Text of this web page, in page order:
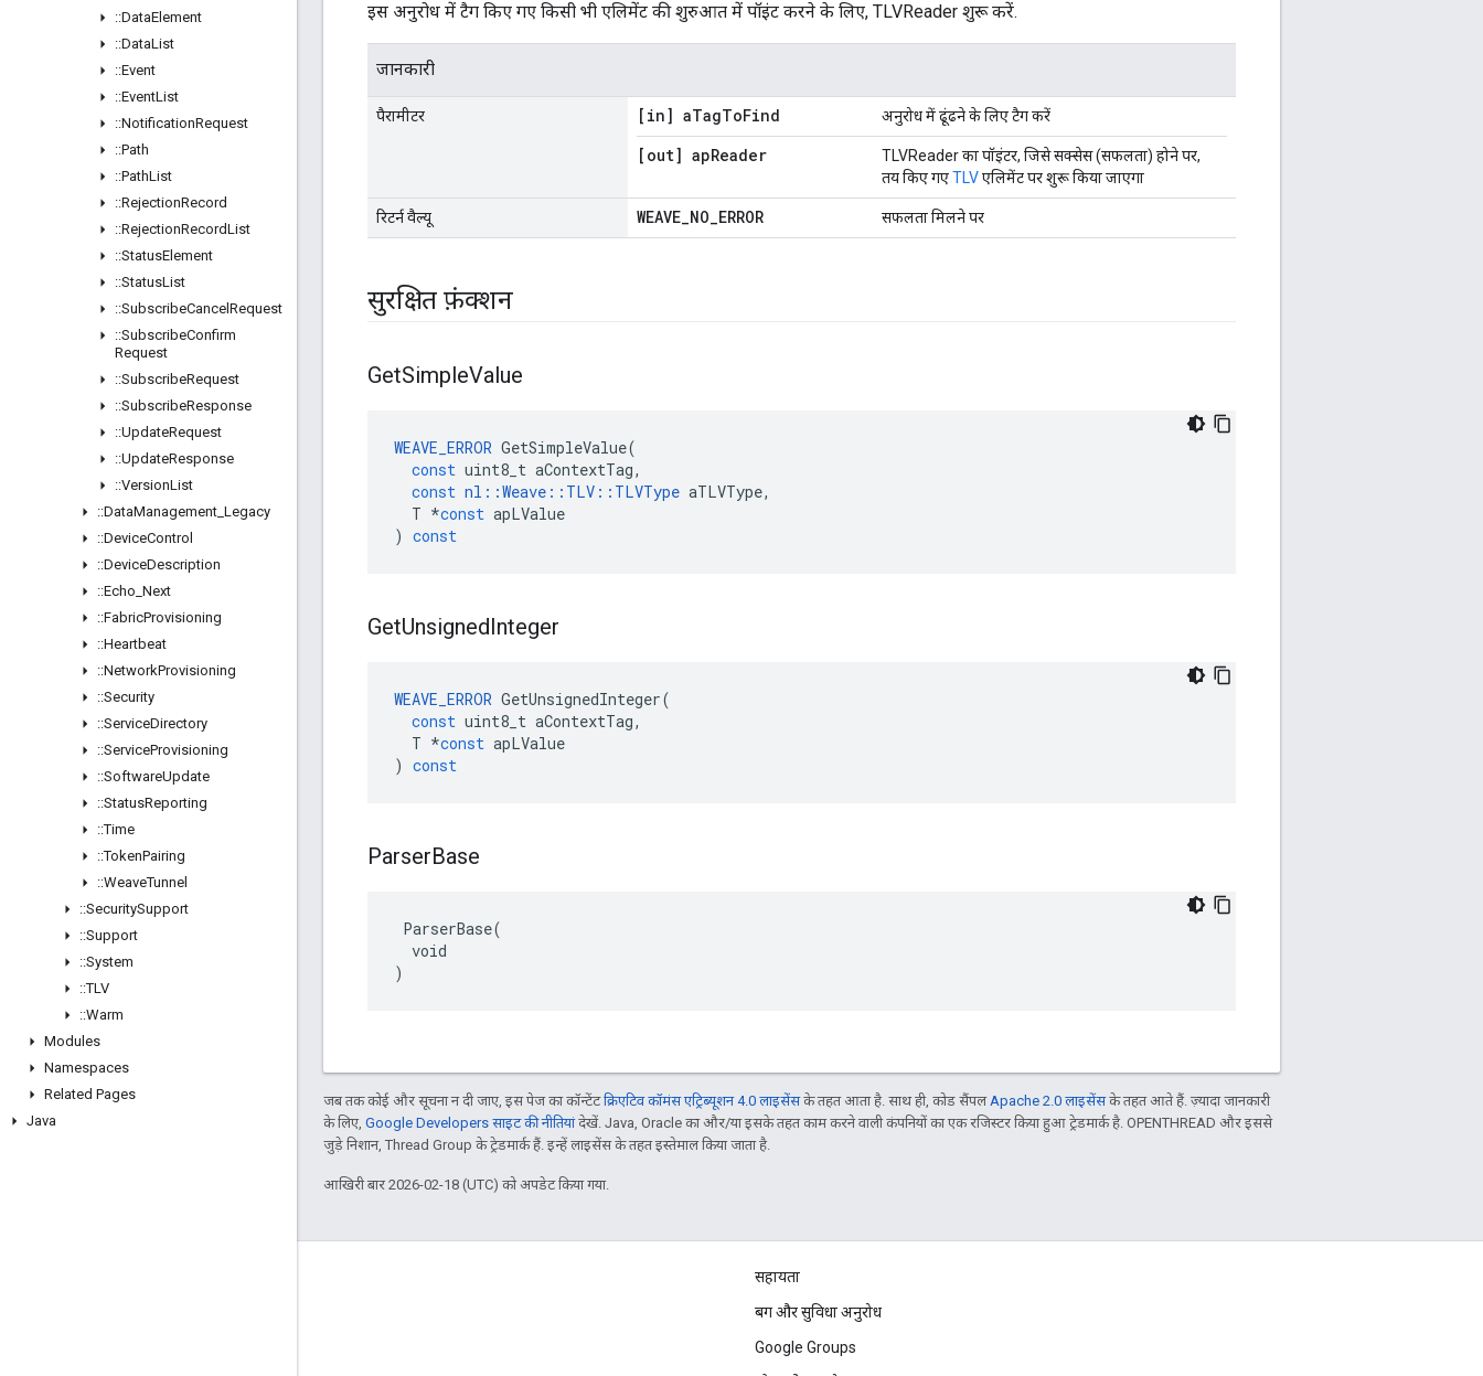
::DataElement
::DataList
::Event
::EventList
::NotificationRequest
::Path
::PathList
::RejectionRecord
::RejectionRecordList
::StatusElement
::StatusList
::SubscribeCancel Request
::SubscribeConfirm
Request
::SubscribeRequest
::SubscribeResponse
::UpdateRequest
::UpdateResponse
::VersionList
::DataManagement Legacy
::DeviceControl
::DeviceDescription
::Echo Next
::FabricProvisioning
::Heartbeat
::NetworkProvisioning
::Security
::ServiceDirectory
::ServiceProvisioning
::SoftwareUpdate
::StatusReporting
::Time
::TokenPairing
::WeaveTunnel
::SecuritySupport
::Support
::System
::TLV
::Warm
Modules
Namespaces
Related Pages
Java
इस अनुरोध में टैग किए गए किसी भी एलिमेंट की शुरुआत में पॉइंट करने के लिए, TLVReader शुरू करें.
जानकारी
पैरामीटर [in] aTagToFind अनुरोध में ढूंढने के लिए टैग करें
[out] apReader
TLVReader का पॉइंटर, जिसे सक्सेस (सफलता) होने पर,
तय किए गएTLVएलिमेंट पर शुरू किया जाएगा
रिटर्न वैल्यू WEAVE_NO_ERROR सफलता मिलने पर
सुरक्षित फ़ंक्शन
GetSimpleValue
WEAVE_ERROR GetSimpleValue(
const uint8_t aContextTag,
const nl ::Weave :: TLV :: TLVType aTLVType,
T *const apLValue
) const
GetUnsignedInteger
WEAVE_ERROR GetUnsignedInteger(
const uint8_t aContextTag,
T *const apLValue
) const
ParserBase
ParserBase(
  void
)
जब तक कोई और सूचना न दी जाए, इस पेज का कॉन्टेंटक्रिएटिव कॉमंस एट्रिब्यूशन 4.0 लाइसेंसके तहत आता है. साथ ही, कोड सैंपलApache 2.0 लाइसेंसके तहत आते हैं. ज़्यादा जानकारी
के लिए, Google Developers साइट की नीतियांदेखें. Java, Oracle का और/या इसके तहत काम करने वाली कंपनियों का एक रजिस्टर किया हुआ ट्रेडमार्क है. OPENTHREAD और इससे
जुड़े निशान, Thread Group के ट्रेडमार्क हैं. इन्हें लाइसेंस के तहत इस्तेमाल किया जाता है.
आखिरी बार 2026-02-18 (UTC) को अपडेट किया गया.
सहायता
बग और सुविधा अनुरोध
Google Groups